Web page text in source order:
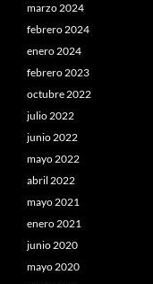
marzo 2024
febrero 2024
enero 2024
febrero 2023
octubre 2022
julio 2022
junio 2022
mayo 2022
abril 2022
mayo 2021
enero 2021
junio 2020
mayo 2020